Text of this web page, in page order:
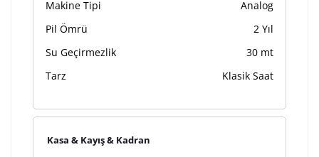
ürünlerde
Makine Tipi
Analog
Pil Ömrü
2 Yıl
Su Geçirmezlik
30 mt
Tarz
Klasik Saat
Kasa & Kayış & Kadran